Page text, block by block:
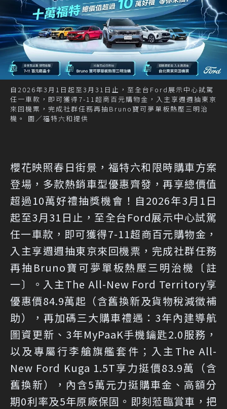
自2026年3月1日起至3月31日止，至全台Ford展示中心試駕
任一車款，即可獲得7-11超商百元購物金，入主享週週抽東京
來回機票，完成社群任務再抽Bruno寶可夢單板熱壓三明治
機。 圖／福特六和提供
櫻花映照春日街景，福特六和限時購車方案
登場，多款熱銷車型優惠齊發，再享總價值
超過10萬好禮抽獎機會！自2026年3月1日
起至3月31日止，至全台Ford展示中心試駕
任一車款，即可獲得7-11超商百元購物金，
入主享週週抽東京來回機票，完成社群任務
再抽Bruno寶可夢單板熱壓三明治機〔註
一〕。入主The All-New Ford Territory享
優惠價84.9萬起（含舊換新及貨物稅減徵補
助），再加碼三大購車禮遇：3年內建導航
圖資更新、3年MyPaaK手機鑰匙2.0服務，
以及專屬行李艙旗艦套件；入主The All-
New Ford Kuga 1.5T享力挺價83.9萬（含
舊換新），內含5萬元力挺購車金、高額分
期0利率及5年原廠保固。即刻蒞臨賞車，把